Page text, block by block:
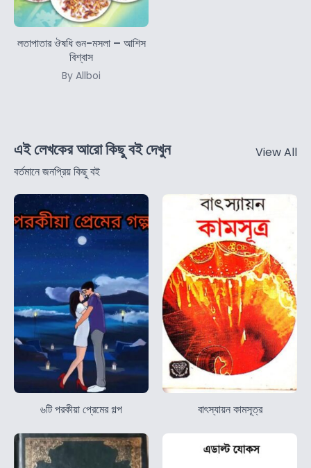
লতাপাতার ঔষধি গুন-মসলা – আশিস
বিশ্বাস
By Allboi
এই লেখকের আরো কিছু বই দেখুন
বর্তমানে জনপ্রিয় কিছু বই
View All
৬টি পরকীয়া প্রেমের গল্প বাৎস্যায়ন কামসূত্র